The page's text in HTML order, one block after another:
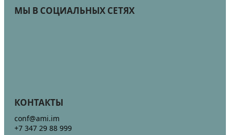
МЫ В СОЦИАЛЬНЫХ СЕТЯХ
КОНТАКТЫ
conf@ami.im
+7 347 29 88 999